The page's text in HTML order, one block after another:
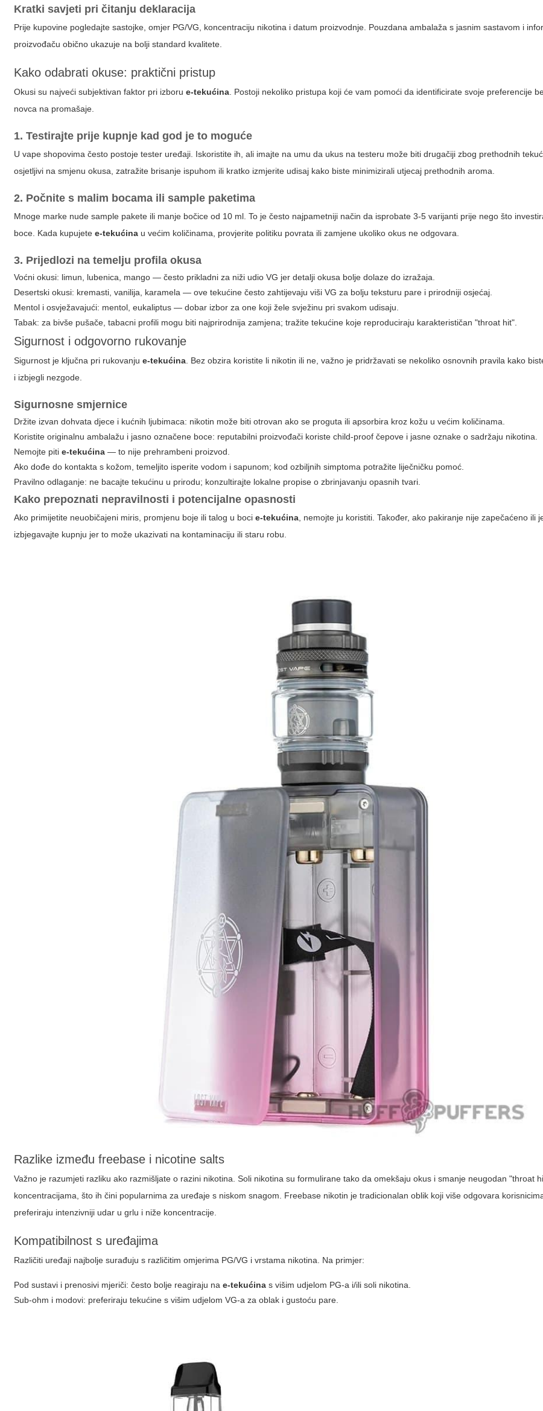
Kratki savjeti pri čitanju deklaracija
Prije kupovine pogledajte sastojke, omjer PG/VG, koncentraciju nikotina i datum proizvodnje. Pouzdana ambalaža s jasnim sastavom i
proizvođaču obično ukazuje na bolji standard kvalitete.
Kako odabrati okuse: praktični pristup
Okusi su najveći subjektivan faktor pri izborue-tekućina . Postoji nekoliko pristupa koji će vam pomoći da identificirate svoje preferencije
novca na promašaje.
1. Testirajte prije kupnje kad god je to moguće
U vape shopovima često postoje tester uređaji. Iskoristite ih, ali imajte na umu da ukus na testeru može biti drugačiji zbog prethodnih
osjetljivi na smjenu okusa, zatražite brisanje ispuhom ili kratko izmjerite udisaj kako biste minimizirali utjecaj prethodnih aroma.
2. Počnite s malim bocama ili sample paketima
Mnoge marke nude sample pakete ili manje bočice od 10 ml. To je često najpametniji način da isprobate 3-5 varijanti prije nego što
boce. Kada kupujetee-tekućina u većim količinama, provjerite politiku povrata ili zamjene ukoliko okus ne odgovara.
3. Prijedlozi na temelju profila okusa
Voćni okusi: limun, lubenica, mango — često prikladni za niži udio VG jer detalji okusa bolje dolaze do izražaja.
Desertski okusi: kremasti, vanilija, karamela — ove tekućine često zahtijevaju viši VG za bolju teksturu pare i prirodniji osjećaj.
Mentol i osvježavajući: mentol, eukaliptus — dobar izbor za one koji žele svježinu pri svakom udisaju.
Tabak: za bivše pušače, tabacni profili mogu biti najprirodnija zamjena; tražite tekućine koje reproduciraju karakterističan "throat hit".
Sigurnost i odgovorno rukovanje
Sigurnost je ključna pri rukovanjue-tekućina . Bez obzira koristite li nikotin ili ne, važno je pridržavati se nekoliko osnovnih pravila kako
i izbjegli nezgode.
Sigurnosne smjernice
Držite izvan dohvata djece i kućnih ljubimaca: nikotin može biti otrovan ako se proguta ili apsorbira kroz kožu u većim količinama.
Koristite originalnu ambalažu i jasno označene boce: reputabilni proizvođači koriste child-proof čepove i jasne oznake o sadržaju nikotina.
Nemojte pitie-tekućina — to nije prehrambeni proizvod.
Ako dođe do kontakta s kožom, temeljito isperite vodom i sapunom; kod ozbiljnih simptoma potražite liječničku pomoć.
Pravilno odlaganje: ne bacajte tekućinu u prirodu; konzultirajte lokalne propise o zbrinjavanju opasnih tvari.
Kako prepoznati nepravilnosti i potencijalne opasnosti
Ako primijetite neuobičajeni miris, promjenu boje ili talog u bocie-tekućina , nemojte ju koristiti. Također, ako pakiranje nije zapečaćeno ili
izbjegavajte kupnju jer to može ukazivati na kontaminaciju ili staru robu.
Razlike između freebase i nicotine salts
Važno je razumjeti razliku ako razmišljate o razini nikotina. Soli nikotina su formulirane tako da omekšaju okus i smanje neugodan "throat
koncentracijama, što ih čini popularnima za uređaje s niskom snagom. Freebase nikotin je tradicionalan oblik koji više odgovara
preferiraju intenzivniji udar u grlu i niže koncentracije.
Kompatibilnost s uređajima
Različiti uređaji najbolje surađuju s različitim omjerima PG/VG i vrstama nikotina. Na primjer:
Pod sustavi i prenosivi mjeriči: često bolje reagiraju nae-tekućina s višim udjelom PG-a i/ili soli nikotina.
Sub-ohm i modovi: preferiraju tekućine s višim udjelom VG-a za oblak i gustoću pare.